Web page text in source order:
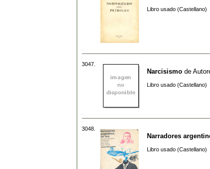
Libro usado (Castellano)
3047.
Narcisismo de
Libro usado (Castellano)
3048.
Narradores
Libro usado (Castellano)